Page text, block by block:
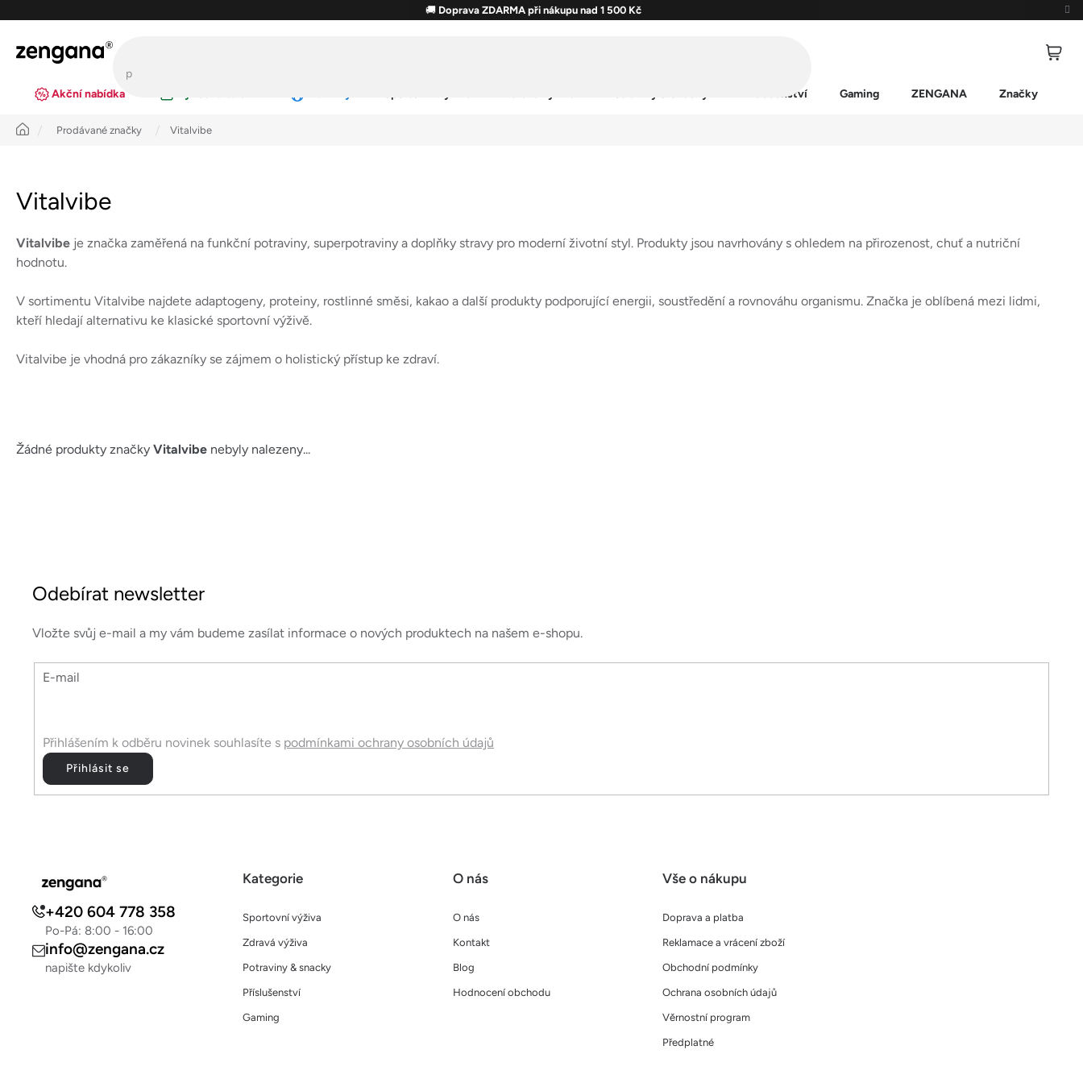
obsah
🚚 Doprava ZDARMA při nákupu nad 1 500 Kč
Akční nabídka Příslušenství Gaming ZENGANA Značky
Úvod Prodávané značky Vitalvibe
Vitalvibe
Vitalvibe je značka zaměřená na funkční potraviny, superpotraviny a doplňky stravy pro moderní životní styl. Produkty jsou navrhovány s ohledem na přirozenost, chuť a nutriční
hodnotu.
V sortimentu Vitalvibe najdete adaptogeny, proteiny, rostlinné směsi, kakao a další produkty podporující energii, soustředění a rovnováhu organismu. Značka je oblíbená mezi lidmi,
kteří hledají alternativu ke klasické sportovní výživě.
Vitalvibe je vhodná pro zákazníky se zájmem o holistický přístup ke zdraví.
Žádné produkty značky Vitalvibe nebyly nalezeny...
Odebírat newsletter
Vložte svůj e-mail a my vám budeme zasílat informace o nových produktech na našem e-shopu.
E-mail
Přihlášením k odběru novinek souhlasíte s podmínkami ochrany osobních údajů
Přihlásit se
+420 604 778 358
Po-Pá: 8:00 - 16:00
info@zengana.cz
napište kdykoliv
Kategorie
Sportovní výživa
Zdravá výživa
Potraviny & snacky
Příslušenství
Gaming
O nás
O nás
Kontakt
Blog
Hodnocení obchodu
Vše o nákupu
Doprava a platba
Reklamace a vrácení zboží
Obchodní podmínky
Ochrana osobních údajů
Věrnostní program
Předplatné